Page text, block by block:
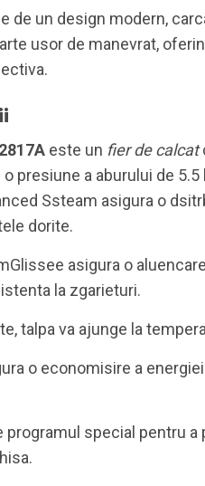
de un design modern,
usor de manevrat,
este un fier de calcat
o presiune a aburului de
Ssteam asigura o
dorite.
asigura o
la zgarieturi.
talpa va ajunge la
o economisire a
programul special pentru